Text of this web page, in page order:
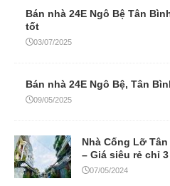
Bán nhà 24E Ngô Bệ Tân
tốt
03/07/2025
Bán nhà 24E Ngô Bệ, Tân
09/05/2025
Nhà Cống Lỡ
– Giá siêu rẻ chỉ
07/05/2024